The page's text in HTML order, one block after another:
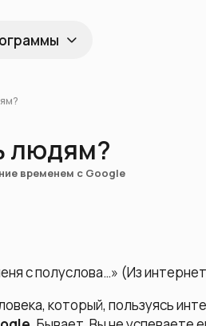
людям?
временем с Google
с полуслова…» (Из
который, пользуясь